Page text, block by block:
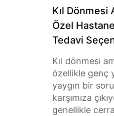
Kıl Dönmesi
Özel
Tedavi
Kıl dönmesi
özellikle genç
yaygın bir
karşımıza
genellikle